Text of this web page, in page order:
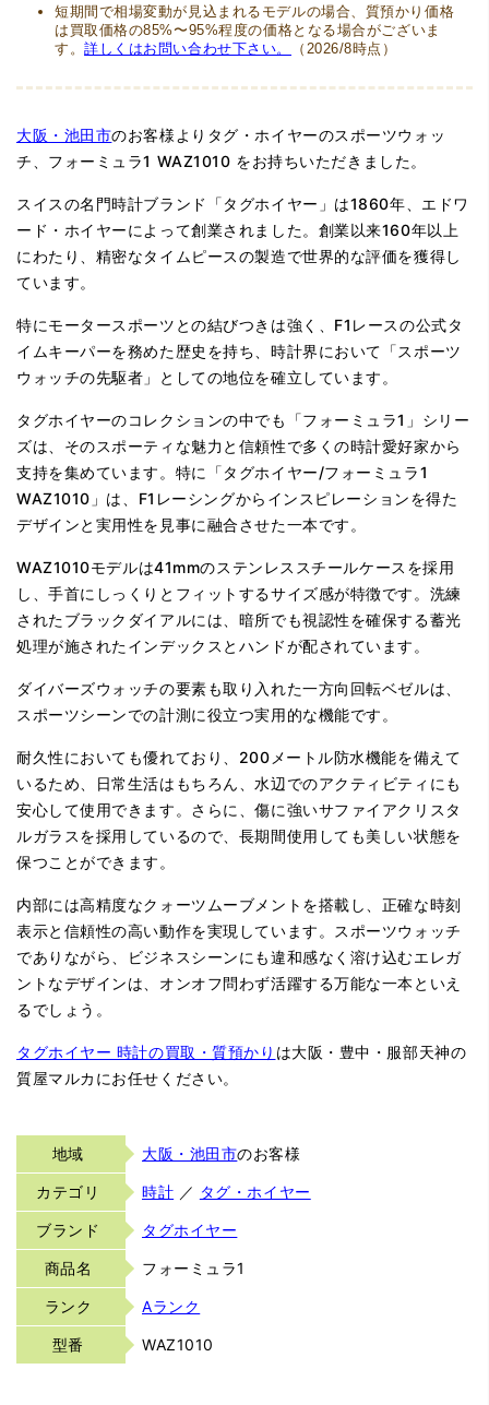
短期間で相場変動が見込まれるモデルの場合、質預かり価格
は買取価格の85%〜95%程度の価格となる場合がございま
す。詳しくはお問い合わせ下さい。 （2026/8時点）
大阪・池田市のお客様よりタグ・ホイヤーのスポーツウォッ
チ、フォーミュラ1 WAZ1010 をお持ちいただきました。
スイスの名門時計ブランド「タグホイヤー」は1860年、エドワ
ード・ホイヤーによって創業されました。創業以来160年以上
にわたり、精密なタイムピースの製造で世界的な評価を獲得し
ています。
特にモータースポーツとの結びつきは強く、F1レースの公式タ
イムキーパーを務めた歴史を持ち、時計界において「スポーツ
ウォッチの先駆者」としての地位を確立しています。
タグホイヤーのコレクションの中でも「フォーミュラ1」シリー
ズは、そのスポーティな魅力と信頼性で多くの時計愛好家から
支持を集めています。特に「タグホイヤー/フォーミュラ1
WAZ1010」は、F1レーシングからインスピレーションを得た
デザインと実用性を見事に融合させた一本です。
WAZ1010モデルは41mmのステンレススチールケースを採用
し、手首にしっくりとフィットするサイズ感が特徴です。洗練
されたブラックダイアルには、暗所でも視認性を確保する蓄光
処理が施されたインデックスとハンドが配されています。
ダイバーズウォッチの要素も取り入れた一方向回転ベゼルは、
スポーツシーンでの計測に役立つ実用的な機能です。
耐久性においても優れており、200メートル防水機能を備えて
いるため、日常生活はもちろん、水辺でのアクティビティにも
安心して使用できます。さらに、傷に強いサファイアクリスタ
ルガラスを採用しているので、長期間使用しても美しい状態を
保つことができます。
内部には高精度なクォーツムーブメントを搭載し、正確な時刻
表示と信頼性の高い動作を実現しています。スポーツウォッチ
でありながら、ビジネスシーンにも違和感なく溶け込むエレガ
ントなデザインは、オンオフ問わず活躍する万能な一本といえ
るでしょう。
タグホイヤー 時計の買取・質預かり は大阪・豊中・服部天神の
質屋マルカにお任せください。
地域 大阪・池田市のお客様
カテゴリ 時計 ／ タグ・ホイヤー
ブランド タグホイヤー
商品名 フォーミュラ1
ランク Aランク
型番 WAZ1010